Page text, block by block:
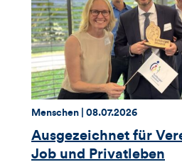
Likes
und
Kommentare
dieses
Artikels
Thema:
Menschen | Datum:
08.07.2026
Ausgezeichnet für
Job und Privatleben